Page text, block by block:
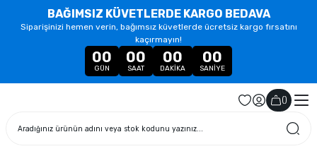
BAĞIMSIZ KÜVETLERDE KARGO BEDAVA
Siparişinizi hemen verin, bağımsız küvetlerde ücretsiz kargo fırsatını
kaçırmayın!
00
GÜN
00
SAAT
00
DAKIKA
00
SANIYE
()